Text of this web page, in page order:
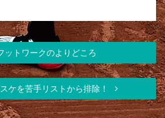
ットワークのよりどころ
ケを苦手リストから排除！